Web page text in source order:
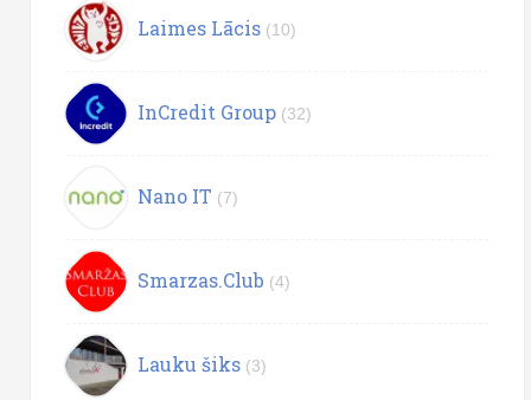
Laimes Lācis (10)
InCredit Group (32)
Nano IT (7)
Smarzas.Club (4)
Lauku šiks (3)